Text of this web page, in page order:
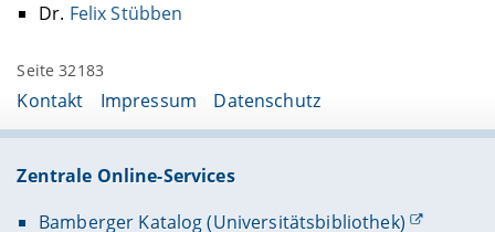
Dr. Felix Stübben
Seite 32183
Kontakt Impressum Datenschutz
Zentrale Online-Services
Bamberger Katalog (Universitätsbibliothek)